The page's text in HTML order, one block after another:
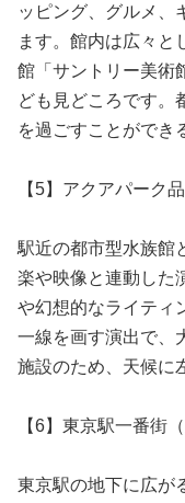
ッピング、グルメ、
ます。館内は広々と
館「サントリー美術
ども見どころです。
を過ごすことができ
【5】アクアパーク
駅近の都市型水族館
楽や映像と連動した
や幻想的なライティ
一線を画す演出で、
施設のため、天候に
【6】東京駅一番街（
東京駅の地下に広が